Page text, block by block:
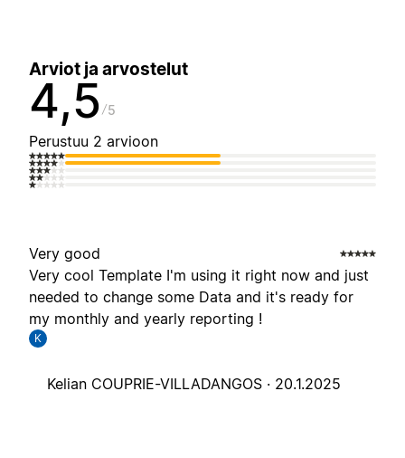
Arviot ja arvostelut
4,5 5
Perustuu 2 arvioon
Very good
Very cool Template I'm using it right now and just
needed to change some Data and it's ready for
my monthly and yearly reporting !
K
Kelian COUPRIE-VILLADANGOS · 20.1.2025